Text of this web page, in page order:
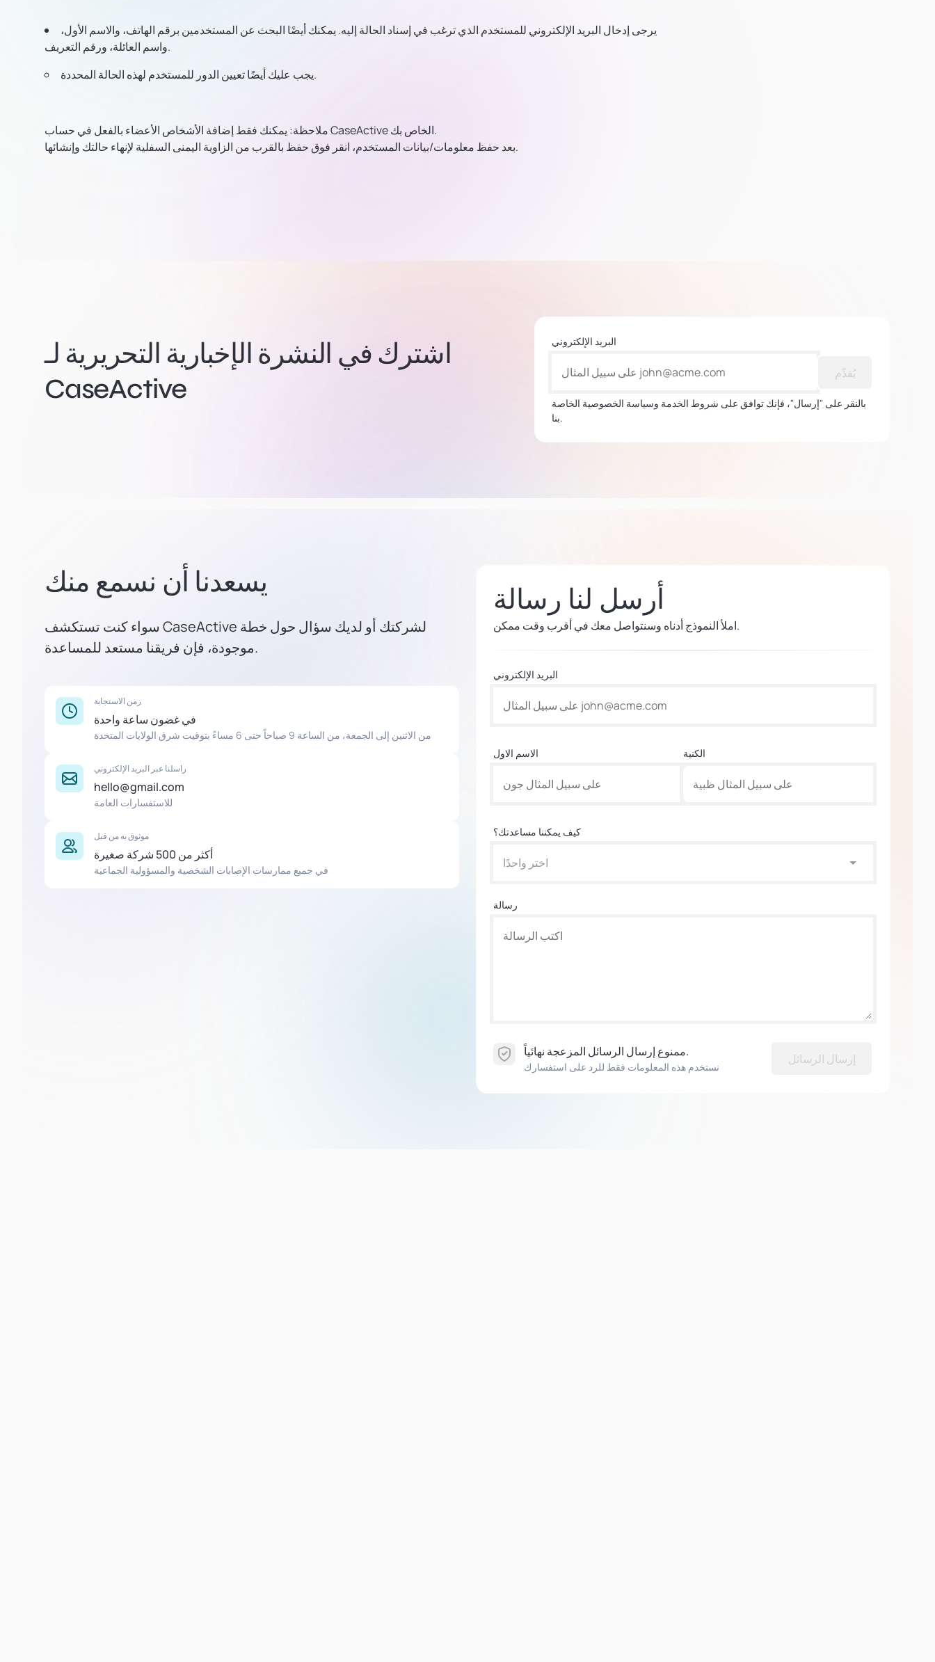
يرجى إدخال البريد الإلكتروني للمستخدم الذي ترغب في إسناد الحالة إليه. يمكنك أيضًا البحث عن المستخدمين برقم الهاتف، والاسم الأول،
واسم العائلة، ورقم التعريف.
يجب عليك أيضًا تعيين الدور للمستخدم لهذه الحالة المحددة.
ملاحظة:
يمكنك فقط إضافة الأشخاص الأعضاء بالفعل في حساب CaseActive الخاص بك.
بعد حفظ معلومات/بيانات المستخدم، انقر فوق حفظ بالقرب من الزاوية اليمنى السفلية لإنهاء حالتك وإنشائها.
اشترك في النشرة الإخبارية التحريرية لـ
CaseActive
البريد الإلكتروني
يُقدِّم
بالنقر على "إرسال"، فإنك توافق على شروط الخدمة وسياسة الخصوصية الخاصة
بنا.
يسعدنا أن نسمع منك
سواء كنت تستكشف CaseActive لشركتك أو لديك سؤال حول خطة
موجودة، فإن فريقنا مستعد للمساعدة.
زمن الاستجابة
في غضون ساعة واحدة
من الاثنين إلى الجمعة، من الساعة 9 صباحاً حتى 6 مساءً بتوقيت شرق الولايات المتحدة
راسلنا عبر البريد الإلكتروني
hello@gmail.com
للاستفسارات العامة
موثوق به من قبل
أكثر من 500 شركة صغيرة
في جميع ممارسات الإصابات الشخصية والمسؤولية الجماعية
أرسل لنا رسالة
املأ النموذج أدناه وسنتواصل معك في أقرب وقت ممكن.
البريد الإلكتروني
الاسم الاول الكنية
كيف يمكننا مساعدتك؟
اختر واحدًا
رسالة
ممنوع إرسال الرسائل المزعجة نهائياً.
نستخدم هذه المعلومات فقط للرد على استفسارك
إرسال الرسائل